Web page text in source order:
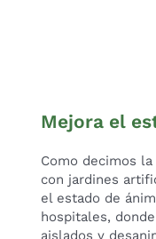
Mejora el
Como decimos
con jardines
el estado de
hospitales,
aislados y